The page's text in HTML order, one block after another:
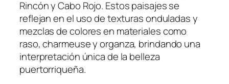
Rincón y Cabo Rojo. Estos paisajes se
reflejan en el uso de texturas onduladas y
mezclas de colores en materiales como
raso, charmeuse y organza, brindando una
interpretación única de la belleza
puertorriqueña.